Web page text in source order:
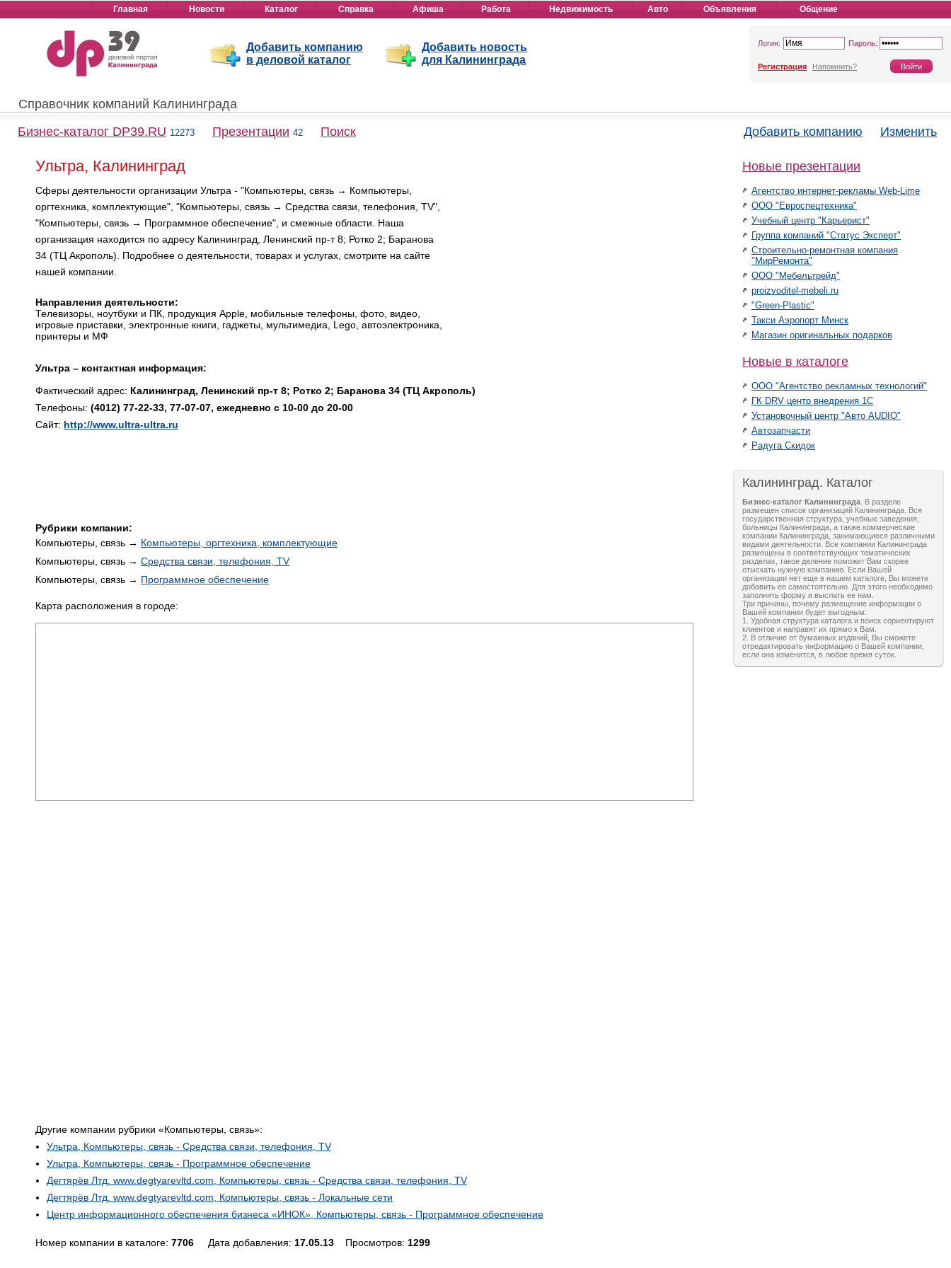
Главная Новости Каталог Справка Афиша Работа Недвижимость Авто Объявления Общение
Добавить компанию
в деловой каталог
Добавить новость
для Калининграда
Логин: Пароль:
Регистрация Напомнить?
Справочник компаний Калининграда
Бизнес-каталог DP39.RU 12273 Презентации 42 Поиск Добавить компанию Изменить
Ультра, Калининград
Сферы деятельности организации Ультра - "Компьютеры, связь → Компьютеры,
оргтехника, комплектующие", "Компьютеры, связь → Средства связи, телефония, TV",
"Компьютеры, связь → Программное обеспечение", и смежные области. Наша
организация находится по адресу Калининград, Ленинский пр-т 8; Ротко 2; Баранова
34 (ТЦ Акрополь). Подробнее о деятельности, товарах и услугах, смотрите на сайте
нашей компании.
Направления деятельности:
Телевизоры, ноутбуки и ПК, продукция Apple, мобильные телефоны, фото, видео,
игровые приставки, электронные книги, гаджеты, мультимедиа, Lego, автоэлектроника,
принтеры и МФ
Ультра – контактная информация:
Фактический адрес: Калининград, Ленинский пр-т 8; Ротко 2; Баранова 34 (ТЦ Акрополь)
Телефоны: (4012) 77-22-33, 77-07-07, ежедневно с 10-00 до 20-00
Сайт: http://www.ultra-ultra.ru
Рубрики компании:
Компьютеры, связь → Компьютеры, оргтехника, комплектующие
Компьютеры, связь → Средства связи, телефония, TV
Компьютеры, связь → Программное обеспечение
Карта расположения в городе:
Другие компании рубрики «Компьютеры, связь»:
Ультра, Компьютеры, связь - Средства связи, телефония, TV
Ультра, Компьютеры, связь - Программное обеспечение
Дегтярёв Лтд. www.degtyarevltd.com, Компьютеры, связь - Средства связи, телефония, TV
Дегтярёв Лтд. www.degtyarevltd.com, Компьютеры, связь - Локальные сети
Центр информационного обеспечения бизнеса «ИНОК», Компьютеры, связь - Программное обеспечение
Номер компании в каталоге: 7706 Дата добавления: 17.05.13 Просмотров: 1299
Новые презентации
Агентство интернет-рекламы Web-Lime
ООО "Евроспецтехника"
Учебный центр "Карьерист"
Группа компаний "Статус Эксперт"
Строительно-ремонтная компания
"МирРемонта"
ООО "Мебельтрейд"
proizvoditel-mebeli.ru
"Green-Plastic"
Такси Аэропорт Минск
Магазин оригинальных подарков
Новые в каталоге
ООО "Агентство рекламных технологий"
ГК DRV центр внедрения 1С
Установочный центр "Авто AUDIO"
Автозапчасти
Радуга Скидок
Калининград. Каталог
Бизнес-каталог Калининграда . В разделе
размещен список организаций Калининграда. Вся
государственная структура, учебные заведения,
больницы Калининграда, а также коммерческие
компании Калининграда, занимающиеся различными
видами деятельности. Все компании Калининграда
размещены в соответствующих тематических
разделах, такое деление поможет Вам скорее
отыскать нужную компанию. Если Вашей
организации нет еще в нашем каталоге, Вы можете
добавить ее самостоятельно. Для этого необходимо
заполнить форму и выслать ее нам.
Три причины, почему размещение информации о
Вашей компании будет выгодным:
1. Удобная структура каталога и поиск сориентируют
клиентов и направят их прямо к Вам.
2. В отличие от бумажных изданий, Вы сможете
отредактировать информацию о Вашей компании,
если она изменится, в любое время суток.